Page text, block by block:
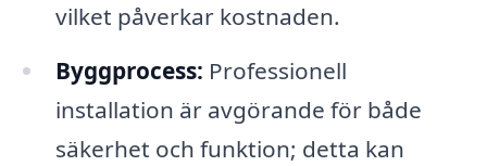
vilket påverkar kostnaden.
Byggprocess: Professionell
installation är avgörande för både
säkerhet och funktion; detta kan